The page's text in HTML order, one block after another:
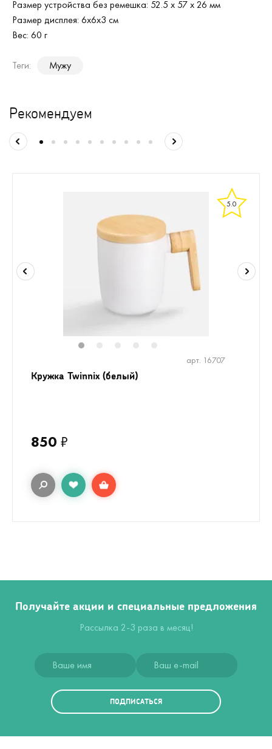
Размер устройства без ремешка: 52.5 x 57 x 26 мм
Размер дисплея: 6х6х3 см
Вес: 60 г
Теги: Мужу
Рекомендуем
5.0
арт. 16707
Кружка Twinnix (белый)
850 ₽
Получайте акции и специальные предложения
Рассылка 2-3 раза в месяц!
ПОДПИСАТЬСЯ